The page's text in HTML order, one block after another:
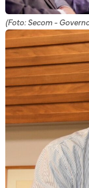
(Foto: Secom -